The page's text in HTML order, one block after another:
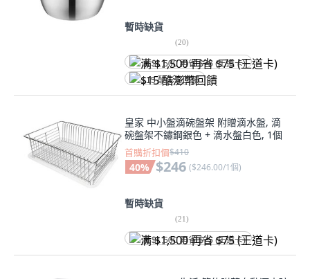
暫時缺貨
(20)
满 $1,500 再省 $75 (王道卡)
$15 酷澎幣回饋
皇家 中小盤滴碗盤架 附贈滴水盤, 滴
碗盤架不鏽鋼銀色 + 滴水盤白色, 1個
首購折扣價$410
40% $246 ($246.00/1個)
暫時缺貨
(21)
满 $1,500 再省 $75 (王道卡)